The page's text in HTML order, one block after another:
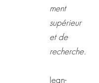
ment
supérieur
et de
recherche.
Jean-